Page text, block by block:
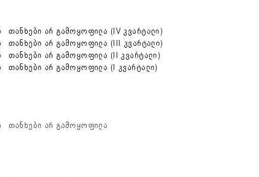
თანხები არ გამოყოფილა (IV კვარტალი)
თანხები არ გამოყოფილა (III კვარტალი)
თანხები არ გამოყოფილა (II კვარტალი)
თანხები არ გამოყოფილა (I კვარტალი)
თანხები არ გამოყოფილა